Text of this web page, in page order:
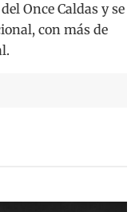
Once Caldas y se
con más de